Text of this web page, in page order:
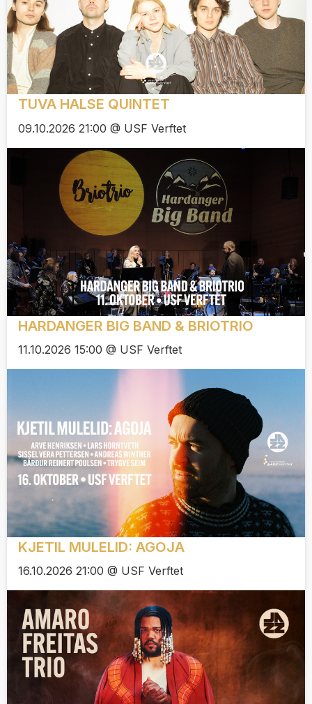
TUVA HALSE QUINTET
09.10.2026 21:00 @ USF Verftet
HARDANGER BIG BAND & BRIOTRIO
11.10.2026 15:00 @ USF Verftet
KJETIL MULELID: AGOJA
16.10.2026 21:00 @ USF Verftet